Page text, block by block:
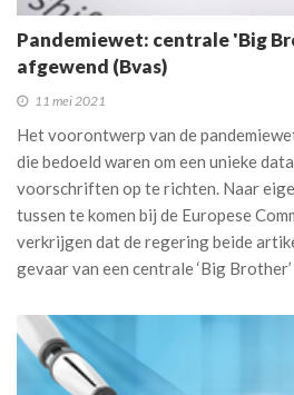
Pandemiewet: centrale 'Big
afgewend (Bvas)
11 mei 2021
Het voorontwerp van de
die bedoeld waren om een unieke
voorschriften op te richten. Naar
tussen te komen bij de Europese
verkrijgen dat de regering beide
gevaar van een centrale ‘Big